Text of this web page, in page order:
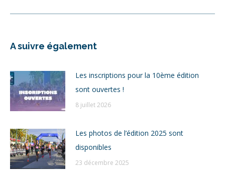
A suivre également
Les inscriptions pour la 10ème édition
sont ouvertes !
8 juillet 2026
Les photos de l’édition 2025 sont
disponibles
23 décembre 2025